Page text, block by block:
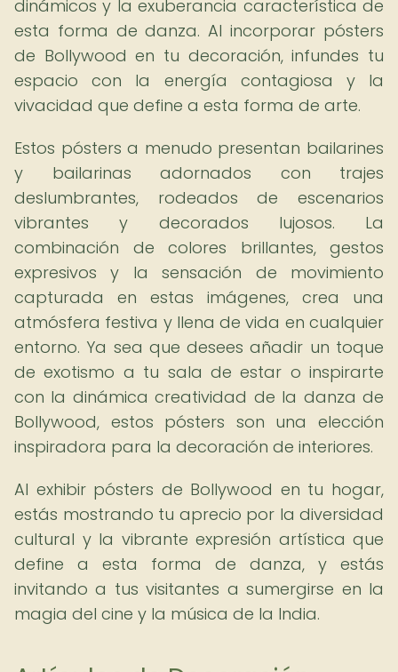
dinámicos y la exuberancia característica de
esta forma de danza. Al incorporar pósters
de Bollywood en tu decoración, infundes tu
espacio con la energía contagiosa y la
vivacidad que define a esta forma de arte.
Estos pósters a menudo presentan bailarines
y bailarinas adornados con trajes
deslumbrantes, rodeados de escenarios
vibrantes y decorados lujosos. La
combinación de colores brillantes, gestos
expresivos y la sensación de movimiento
capturada en estas imágenes, crea una
atmósfera festiva y llena de vida en cualquier
entorno. Ya sea que desees añadir un toque
de exotismo a tu sala de estar o inspirarte
con la dinámica creatividad de la danza de
Bollywood, estos pósters son una elección
inspiradora para la decoración de interiores.
Al exhibir pósters de Bollywood en tu hogar,
estás mostrando tu aprecio por la diversidad
cultural y la vibrante expresión artística que
define a esta forma de danza, y estás
invitando a tus visitantes a sumergirse en la
magia del cine y la música de la India.